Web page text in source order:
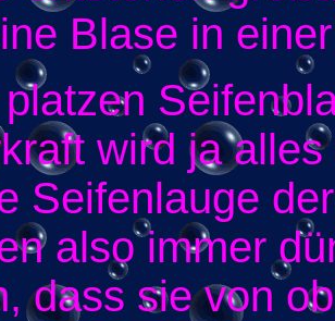
Blase in
wird ja
Seifenlauge
also immer
dass sie von